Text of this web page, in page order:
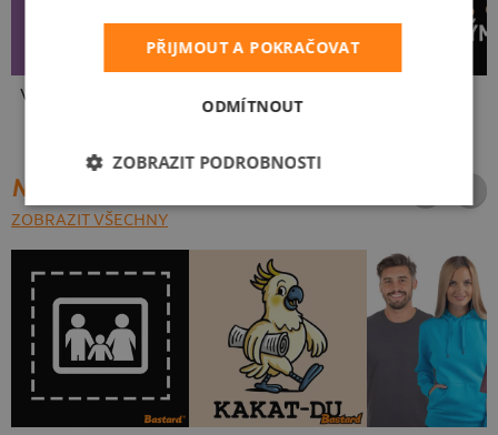
Ve formě Klikař
NEJPRODÁVANĚJŠÍ POTISKY
ZOBRAZIT VŠECHNY
PŘIJMOUT A POKRAČOVAT
ODMÍTNOUT
ZOBRAZIT PODROBNOSTI